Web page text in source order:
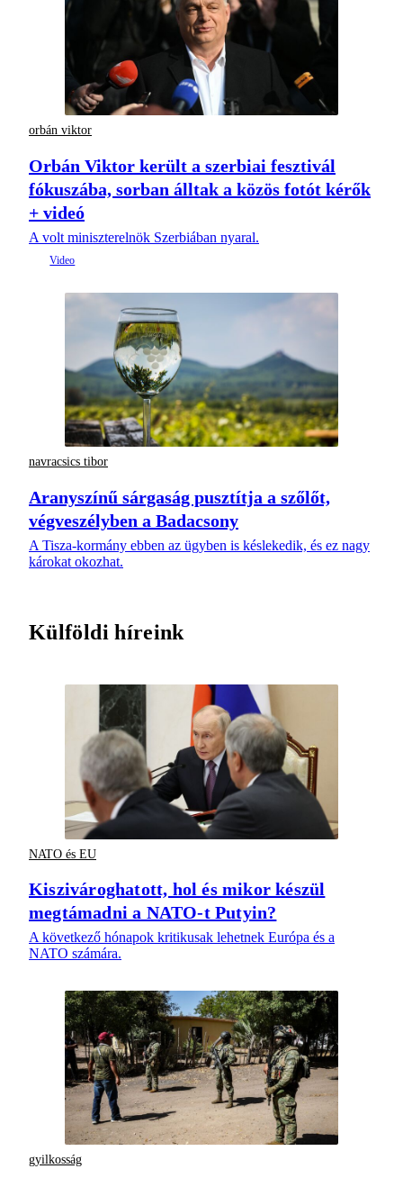
orbán viktor
Orbán Viktor került a szerbiai fesztivál
fókuszába, sorban álltak a közös fotót kérők
+ videó
A volt miniszterelnök Szerbiában nyaral.
navracsics tibor
Aranyszínű sárgaság pusztítja a szőlőt,
végveszélyben a Badacsony
A Tisza-kormány ebben az ügyben is késlekedik, és ez nagy
károkat okozhat.
Külföldi híreink
NATO és EU
Kiszivároghatott, hol és mikor készül
megtámadni a NATO-t Putyin?
A következő hónapok kritikusak lehetnek Európa és a
NATO számára.
gyilkosság